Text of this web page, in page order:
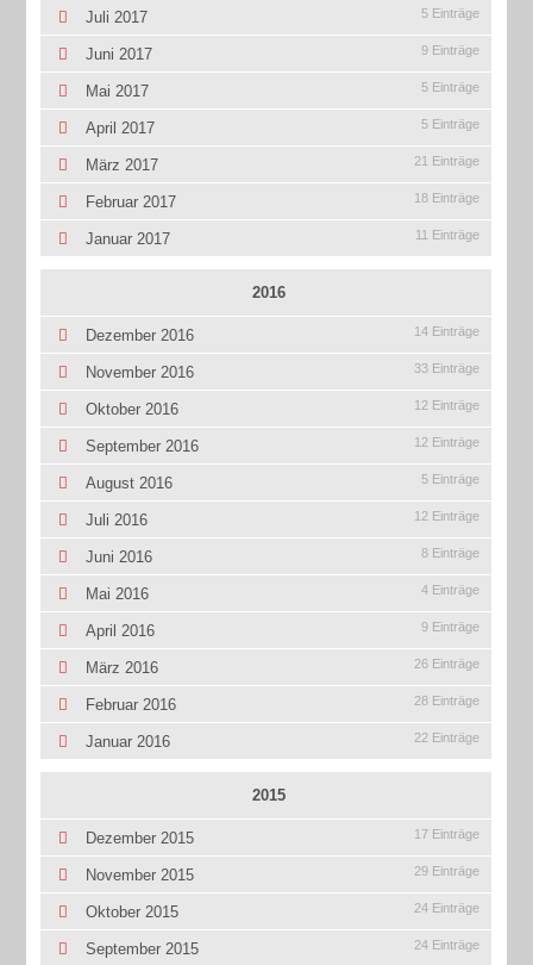
Juli 2017 5 Einträge
Juni 2017 9 Einträge
Mai 2017 5 Einträge
April 2017 5 Einträge
März 2017 21 Einträge
Februar 2017 18 Einträge
Januar 2017 11 Einträge
2016
Dezember 2016 14 Einträge
November 2016 33 Einträge
Oktober 2016 12 Einträge
September 2016 12 Einträge
August 2016 5 Einträge
Juli 2016 12 Einträge
Juni 2016 8 Einträge
Mai 2016 4 Einträge
April 2016 9 Einträge
März 2016 26 Einträge
Februar 2016 28 Einträge
Januar 2016 22 Einträge
2015
Dezember 2015 17 Einträge
November 2015 29 Einträge
Oktober 2015 24 Einträge
September 2015 24 Einträge